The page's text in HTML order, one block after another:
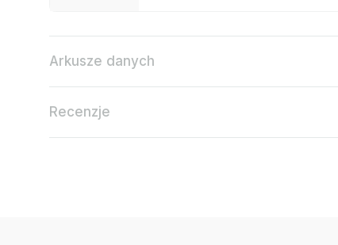
Arkusze danych
Recenzje